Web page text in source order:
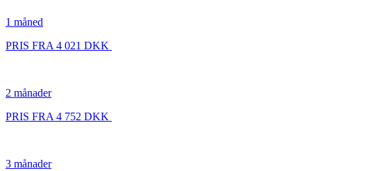
1 måned
PRIS FRA 4 021 DKK
2 månader
PRIS FRA 4 752 DKK
3 månader